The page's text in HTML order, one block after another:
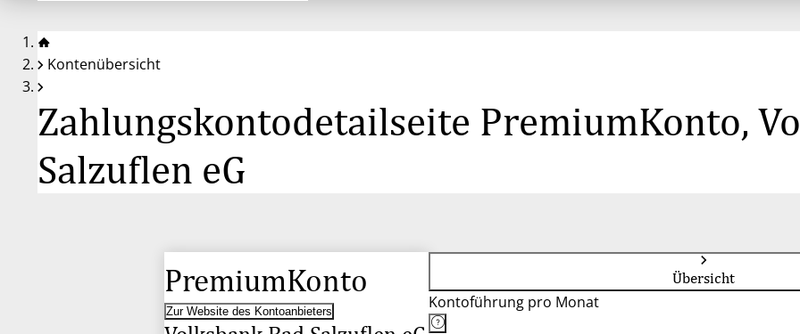
Kontenübersicht
Zahlungskontodetailseite PremiumKonto,
Salzuflen eG
PremiumKonto
Zur Website des Kontoanbieters
Übersicht
Kontoführung pro Monat